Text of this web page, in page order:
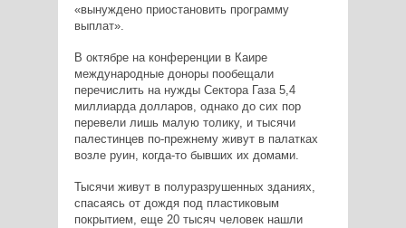
«вынуждено приостановить программу
выплат».
В октябре на конференции в Каире
международные доноры пообещали
перечислить на нужды Сектора Газа 5,4
миллиарда долларов, однако до сих пор
перевели лишь малую толику, и тысячи
палестинцев по-прежнему живут в палатках
возле руин, когда-то бывших их домами.
Тысячи живут в полуразрушенных зданиях,
спасаясь от дождя под пластиковым
покрытием, еще 20 тысяч человек нашли